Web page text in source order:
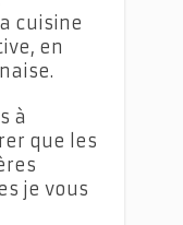
cuisine
en
à
que les
je vous